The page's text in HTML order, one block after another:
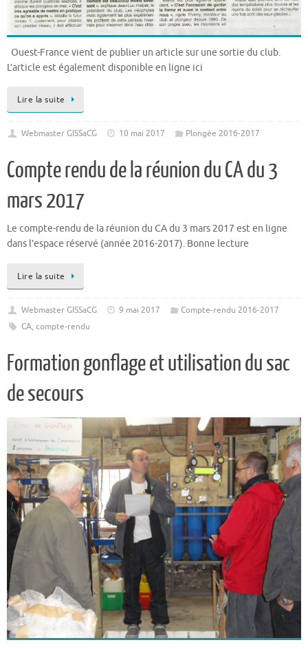
Ouest-France vient de publier un article sur une sortie du club.
L’article est également disponible en ligne ici
Lire la suite
Webmaster GISSaCG 10 mai 2017 Plongée 2016-2017
Compte rendu de la réunion du CA du 3
mars 2017
Le compte-rendu de la réunion du CA du 3 mars 2017 est en ligne
dans l’espace réservé (année 2016-2017). Bonne lecture
Lire la suite
Webmaster GISSaCG 9 mai 2017
Compte-rendu 2016-2017
CA, compte-rendu
Formation gonflage et utilisation du sac
de secours